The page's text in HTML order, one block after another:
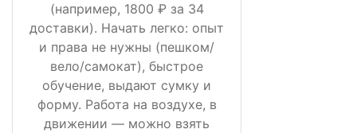
(например, 1800 ₽ за 34
доставки). Начать легко: опыт
и права не нужны (пешком/
вело/самокат), быстрое
обучение, выдают сумку и
форму. Работа на воздухе, в
движении — можно взять